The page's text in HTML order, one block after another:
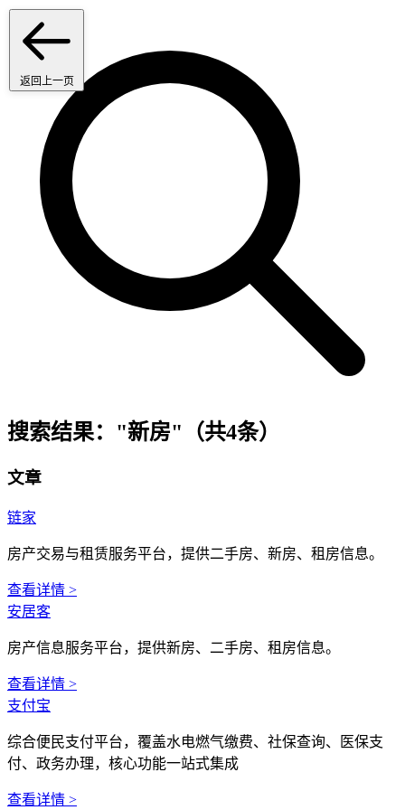
返回上一页
搜索结果： "新房"（共4条）
文章
链家
房产交易与租赁服务平台，提供二手房、新房、租房信息。
查看详情 >
安居客
房产信息服务平台，提供新房、二手房、租房信息。
查看详情 >
支付宝
综合便民支付平台，覆盖水电燃气缴费、社保查询、医保支
付、政务办理，核心功能一站式集成
查看详情 >